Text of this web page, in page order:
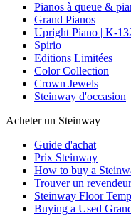
Pianos à queue &
Grand Pianos
Upright Piano | K-
Spirio
Editions Limitées
Color Collection
Crown Jewels
Steinway d'occasion
Acheter un Steinway
Guide d'achat
Prix Steinway
How to buy a
Trouver un revendeur
Steinway Floor
Buying a Used